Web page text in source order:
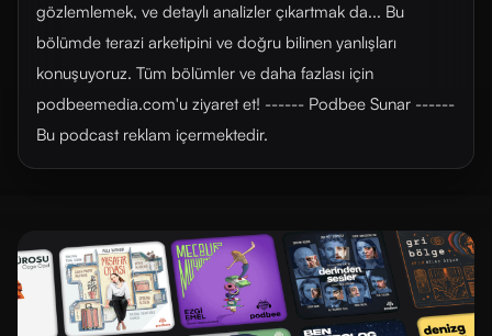
gözlemlemek, ve detaylı analizler çıkartmak da... Bu
bölümde terazi arketipini ve doğru bilinen yanlışları
konuşuyoruz. Tüm bölümler ve daha fazlası için
⁠⁠⁠⁠⁠⁠podbeemedia.com⁠⁠⁠⁠⁠⁠'u ziyaret et! ------ Podbee Sunar ------
Bu podcast reklam içermektedir.